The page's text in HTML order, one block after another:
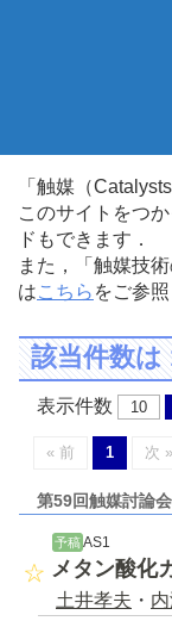
「触媒（
このサイトをつ
ドもできます．
また，「触媒技
はこちら をご参照
該当件数
表示件数 10
« 前 1 次 »
第59回触媒討論会
予稿 AS1
メタン酸化
土井孝夫 ・